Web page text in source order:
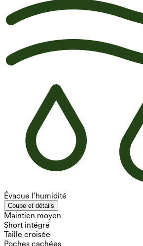
Évacue l’humidité
Coupe et détails
Maintien moyen
Short intégré
Taille croisée
Poches cachées